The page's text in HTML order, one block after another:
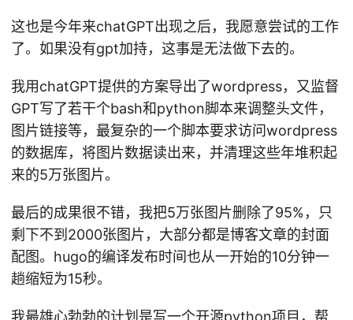
这也是今年来chatGPT出现之后，我愿意尝试的工作
了。如果没有gpt加持，这事是无法做下去的。
我用chatGPT提供的方案导出了wordpress，又监督
GPT写了若干个bash和python脚本来调整头文件，
图片链接等，最复杂的一个脚本要求访问wordpress
的数据库，将图片数据读出来，并清理这些年堆积起
来的5万张图片。
最后的成果很不错，我把5万张图片删除了95%，只
剩下不到2000张图片，大部分都是博客文章的封面
配图。hugo的编译发布时间也从一开始的10分钟一
趟缩短为15秒。
我最雄心勃勃的计划是写一个开源python项目，帮